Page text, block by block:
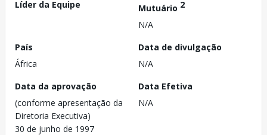
Líder da Equipe
Mutuário 2
N/A
País
África
Data de divulgação
N/A
Data da aprovação
(conforme apresentação da
Diretoria Executiva)
30 de junho de 1997
Data Efetiva
N/A